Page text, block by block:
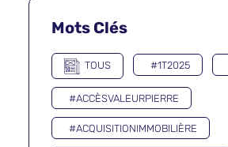
Mots Clés
TOUS #1T2025
#ACCÈSVALEURPIERRE
#ACQUISITIONIMMOBILIÈRE